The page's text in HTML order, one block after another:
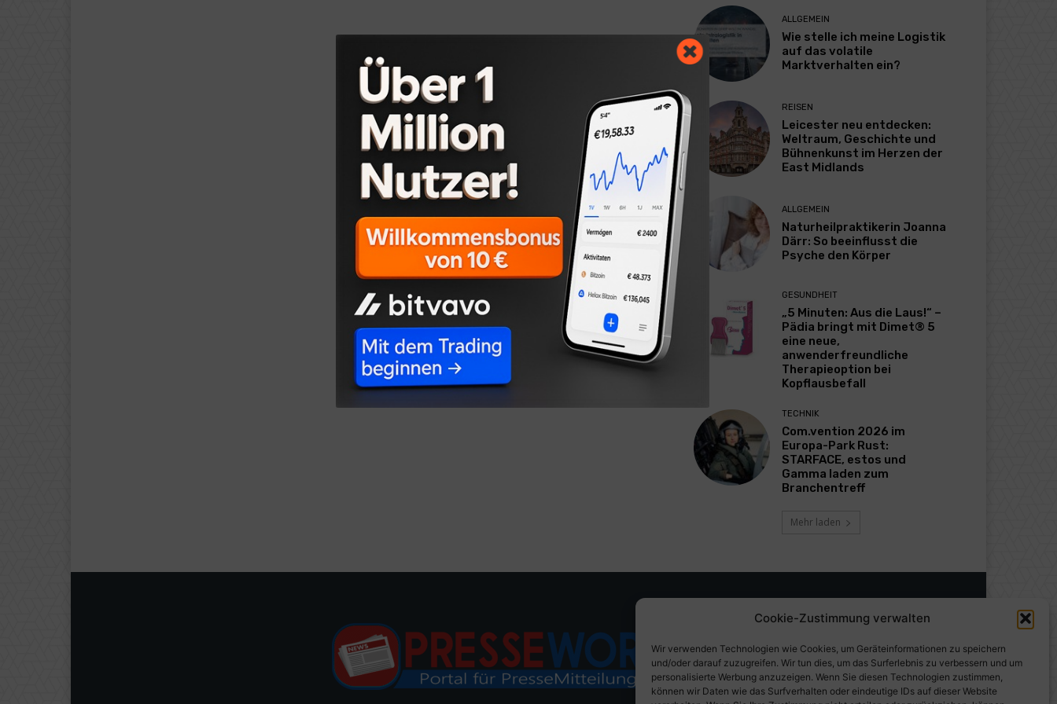
Cookie-Zustimmung verwalten
Wir verwenden Technologien wie Cookies, um Geräteinformationen zu speichern
und/oder darauf zuzugreifen. Wir tun dies, um das Surferlebnis zu verbessern und um
personalisierte Werbung anzuzeigen. Wenn Sie diesen Technologien zustimmen,
können wir Daten wie das Surfverhalten oder eindeutige IDs auf dieser Website
ALLGEMEIN
Wie stelle ich meine Logistik
auf das volatile
Marktverhalten ein?
REISEN
Leicester neu entdecken:
Weltraum, Geschichte und
Bühnenkunst im Herzen der
East Midlands
ALLGEMEIN
Naturheilpraktikerin Joanna
Därr: So beeinflusst die
Psyche den Körper
GESUNDHEIT
„5 Minuten: Aus die Laus!“ –
Pädia bringt mit Dimet® 5
eine neue,
anwenderfreundliche
Therapieoption bei
Kopflausbefall
TECHNIK
Com.vention 2026 im
Europa-Park Rust:
STARFACE, estos und
Gamma laden zum
Branchentreff
Mehr laden